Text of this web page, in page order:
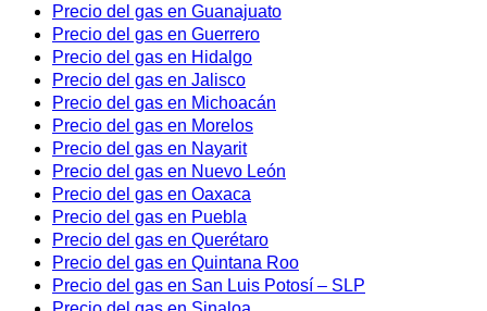
Precio del gas en Guanajuato
Precio del gas en Guerrero
Precio del gas en Hidalgo
Precio del gas en Jalisco
Precio del gas en Michoacán
Precio del gas en Morelos
Precio del gas en Nayarit
Precio del gas en Nuevo León
Precio del gas en Oaxaca
Precio del gas en Puebla
Precio del gas en Querétaro
Precio del gas en Quintana Roo
Precio del gas en San Luis Potosí – SLP